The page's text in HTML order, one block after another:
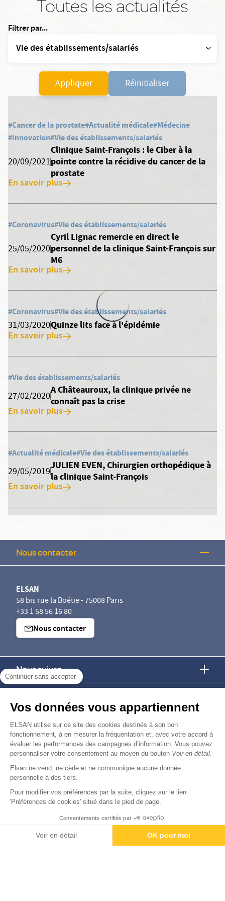
Continuer sans accepter
Vos données vous appartiennent
ELSAN utilise sur ce site des cookies destinés à son bon
fonctionnement, à en mesurer la fréquentation et, avec votre accord à
évaluer les performances des campagnes d’information. Vous pouvez
personnaliser votre consentement au moyen du bouton Voir en détail
Elsan ne vend, ne cède et ne communique aucune donnée
personnelle à des tiers.
Pour modifier vos préférences par la suite, cliquez sur le lien
'Préférences de cookies' situé dans le pied de page.
Consentements certifiés par
Voir en détail OK pour moi
Toutes les actualités
Filtrer par...
Appliquer Réinitialiser
#Cancer de la prostate#Actualité médicale#Médecine
#Innovation#Vie des établissements/salariés
20/09/2021
Clinique Saint-François : le Ciber à la
pointe contre la récidive du cancer de la
prostate
En savoir plus
#Coronavirus#Vie des établissements/salariés
25/05/2020
Cyril Lignac remercie en direct le
personnel de la clinique Saint-François sur
M6
En savoir plus
#Coronavirus#Vie des établissements/salariés
31/03/2020Quinze lits face à l'épidémie
En savoir plus
#Vie des établissements/salariés
27/02/2020
A Châteauroux, la clinique privée ne
connaît pas la crise
En savoir plus
#Actualité médicale#Vie des établissements/salariés
29/05/2019
JULIEN EVEN, Chirurgien orthopédique à
la clinique Saint-François
En savoir plus
Nous contacter
ELSAN
58 bis rue la Boétie - 75008 Paris
+33 1 58 56 16 80
Nous contacter
Nous suivre
Nous rejoindre
Devenir fournisseur
© Copyright 2026 Elsan
Mentions Légales-Données personnelles
Agence digitale : VOID